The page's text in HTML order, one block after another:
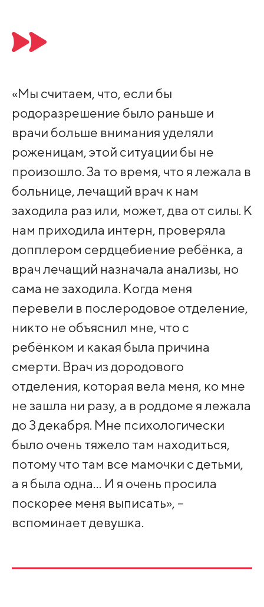
«Мы считаем, что, если бы
родоразрешение было раньше и
врачи больше внимания уделяли
роженицам, этой ситуации бы не
произошло. За то время, что я лежала в
больнице, лечащий врач к нам
заходила раз или, может, два от силы. К
нам приходила интерн, проверяла
допплером сердцебиение ребёнка, а
врач лечащий назначала анализы, но
сама не заходила. Когда меня
перевели в послеродовое отделение,
никто не объяснил мне, что с
ребёнком и какая была причина
смерти. Врач из дородового
отделения, которая вела меня, ко мне
не зашла ни разу, а в роддоме я лежала
до 3 декабря. Мне психологически
было очень тяжело там находиться,
потому что там все мамочки с детьми,
а я была одна… И я очень просила
поскорее меня выписать», –
вспоминает девушка.